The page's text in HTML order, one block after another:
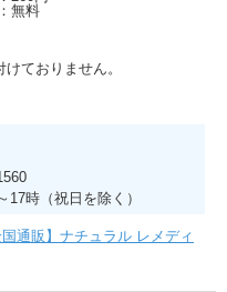
無料
ておりません。
時（祝日を除く）
通販】ナチュラル レメディ